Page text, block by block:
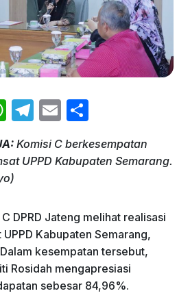
W
at
s
p
p
T
e
m
E
ai ar
Komisi C berkesempatan
UPPD Kabupaten Semarang.
DPRD Jateng melihat realisasi
Kabupaten Semarang,
kesempatan tersebut,
Rosidah mengapresiasi
sebesar 84,96%.